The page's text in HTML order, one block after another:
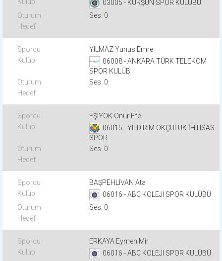
03005 - KURŞUN SPOR KULÜBÜ
Ses. 0
YILMAZ Yunus Emre
06008 - ANKARA TÜRK TELEKOM
SPOR KULÜB
Ses. 0
EŞIYOK Onur Efe
06015 - YILDIRIM OKÇULUK İHTISAS
SPOR
Ses. 0
BAŞPEHLIVAN Ata
06016 - ABC KOLEJI SPOR KULÜBÜ
Ses. 0
ERKAYA Eymen Mir
06016 - ABC KOLEJI SPOR KULÜBÜ